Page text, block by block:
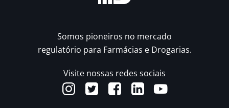
Somos pioneiros no mercado
regulatório para Farmácias e Drogarias.
Visite nossas redes sociais